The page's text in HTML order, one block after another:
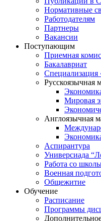
Нормативные
Работодателям
Партнеры
Вакансии
Поступающим
Приемная
Бакалавриат
Специализация
Русскоязычная
Мировая
Англоязычная
Аспирантура
Универсиада
Работа со
Военная
Общежитие
Обучение
Расписание
Программы